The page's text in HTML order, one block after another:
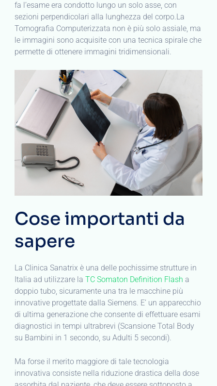
fa l’esame era condotto lungo un solo asse, con
sezioni perpendicolari alla lunghezza del corpo.La
Tomografia Computerizzata non è più solo assiale, ma
le immagini sono acquisite con una tecnica spirale che
permette di ottenere immagini tridimensionali.
Cose importanti da
sapere
La Clinica Sanatrix è una delle pochissime strutture in
Italia ad utilizzare la TC Somaton Definition Flash a
doppio tubo, sicuramente una tra le macchine più
innovative progettate dalla Siemens. E’ un apparecchio
di ultima generazione che consente di effettuare esami
diagnostici in tempi ultrabrevi (Scansione Total Body
su Bambini in 1 secondo, su Adulti 5 secondi).
Ma forse il merito maggiore di tale tecnologia
innovativa consiste nella riduzione drastica della dose